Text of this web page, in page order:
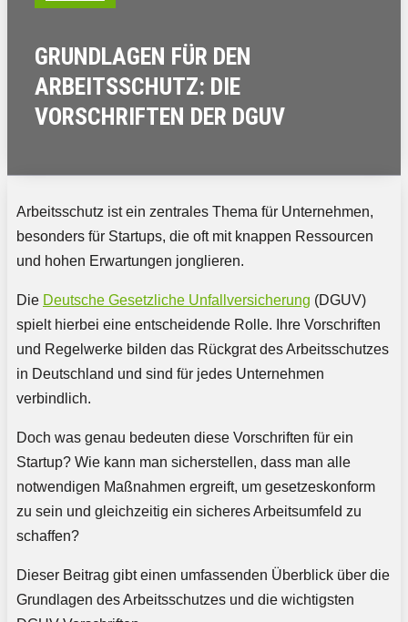
GRUNDLAGEN FÜR DEN
ARBEITSSCHUTZ: DIE
VORSCHRIFTEN DER DGUV
Arbeitsschutz ist ein zentrales Thema für Unternehmen,
besonders für Startups, die oft mit knappen Ressourcen
und hohen Erwartungen jonglieren.
Die Deutsche Gesetzliche Unfallversicherung (DGUV)
spielt hierbei eine entscheidende Rolle. Ihre Vorschriften
und Regelwerke bilden das Rückgrat des Arbeitsschutzes
in Deutschland und sind für jedes Unternehmen
verbindlich.
Doch was genau bedeuten diese Vorschriften für ein
Startup? Wie kann man sicherstellen, dass man alle
notwendigen Maßnahmen ergreift, um gesetzeskonform
zu sein und gleichzeitig ein sicheres Arbeitsumfeld zu
schaffen?
Dieser Beitrag gibt einen umfassenden Überblick über die
Grundlagen des Arbeitsschutzes und die wichtigsten